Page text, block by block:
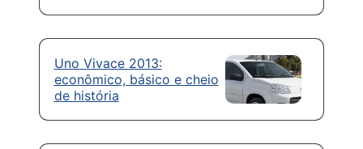
Uno Vivace 2013:
econômico, básico e cheio
de história